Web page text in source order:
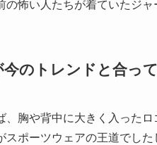
の怖い人たちが着ていたジ
のトレンドと合っ
、胸や背中に大きく入った
スポーツウェアの王道でし